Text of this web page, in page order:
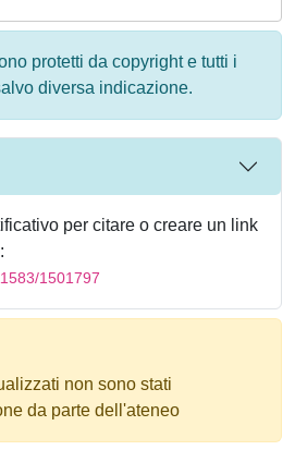
protetti da copyright e tutti i
diversa indicazione.
per citare o creare un link
1501797
non sono stati
da parte dell'ateneo